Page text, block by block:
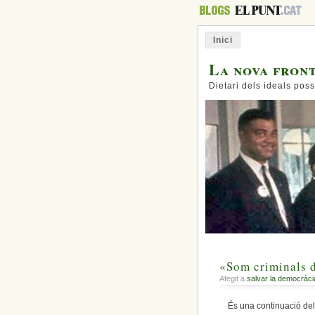
Inici
La nova
Dietari dels ideals
«Som criminals
Afegit a salvar la
És una continuació